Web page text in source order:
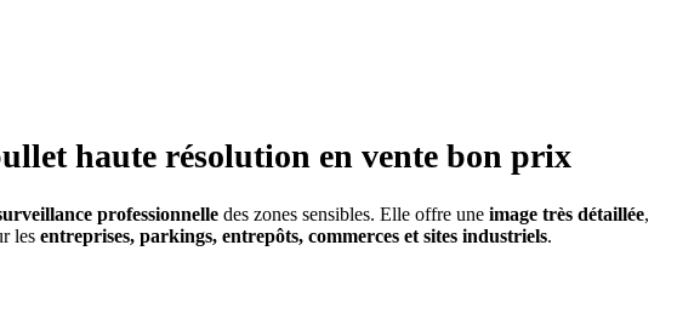
haute résolution en vente bon prix
professionnelle des zones sensibles. Elle offre une image très détaillée,
les entreprises, parkings, entrepôts, commerces et sites industriels.